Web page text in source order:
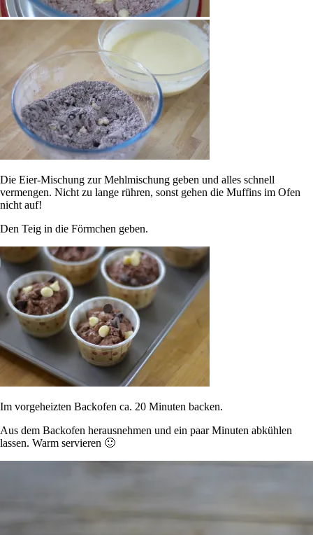
Die Eier-Mischung zur Mehlmischung geben und alles schnell
vermengen. Nicht zu lange rühren, sonst gehen die Muffins im Ofen
nicht auf!
Den Teig in die Förmchen geben.
Im vorgeheizten Backofen ca. 20 Minuten backen.
Aus dem Backofen herausnehmen und ein paar Minuten abkühlen
lassen. Warm servieren 🙂